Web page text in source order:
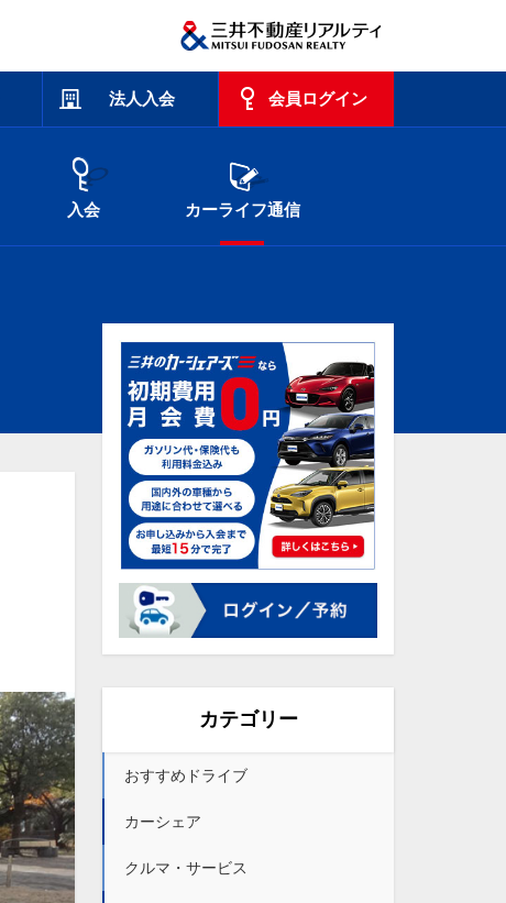
法人入会 会員ログイン
入会 カーライフ通信
カテゴリー
おすすめドライブ
カーシェア
クルマ・サービス